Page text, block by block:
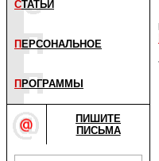
СТАТЬИ
П ЕРСОНАЛЬНОЕ
П РОГРАММЫ
ПИШИТЕ
ПИСЬМА